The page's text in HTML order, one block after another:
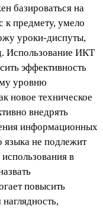
базироваться на
к предмету, умело
уроки-диспуты,
Использование ИКТ
эффективность
уровню
новое техническое
внедрять
информационных
языка не подлежит
в
повысить